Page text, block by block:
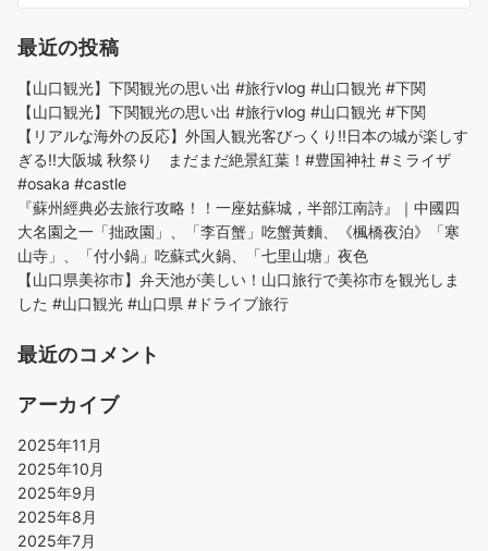
最近の投稿
【山口観光】下関観光の思い出 #旅行vlog #山口観光 #下関
【山口観光】下関観光の思い出 #旅行vlog #山口観光 #下関
【リアルな海外の反応】外国人観光客びっくり!!日本の城が楽しす
ぎる!!大阪城 秋祭り まだまだ絶景紅葉！#豊国神社 #ミライザ
#osaka #castle
『蘇州經典必去旅行攻略！！一座姑蘇城，半部江南詩』｜中國四
大名園之一「拙政園」、「李百蟹」吃蟹黃麵、《楓橋夜泊》「寒
山寺」、「付小鍋」吃蘇式火鍋、「七里山塘」夜色
【山口県美祢市】弁天池が美しい！山口旅行で美祢市を観光しま
した #山口観光 #山口県 #ドライブ旅行
最近のコメント
アーカイブ
2025年11月
2025年10月
2025年9月
2025年8月
2025年7月